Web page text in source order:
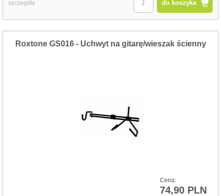
do koszyka
szczegóły
Cena:
74,90 PLN
Roxtone GS016 - Uchwyt na gitarę/wieszak ścienny